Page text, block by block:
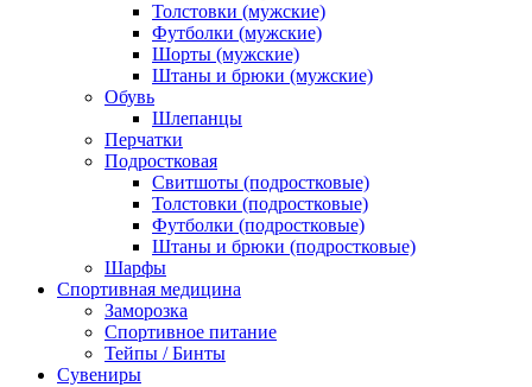
Толстовки (мужские)
Футболки (мужские)
Шорты (мужские)
Штаны и брюки (мужские)
Обувь
Шлепанцы
Перчатки
Подростковая
Свитшоты (подростковые)
Толстовки (подростковые)
Футболки (подростковые)
Штаны и брюки (подростковые)
Шарфы
Спортивная медицина
Заморозка
Спортивное питание
Тейпы / Бинты
Сувениры